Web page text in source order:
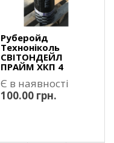
Руберойд
Техноніколь
СВІТОНДЕЙЛ
ПРАЙМ ХКП 4
Є в наявності
100.00 грн.